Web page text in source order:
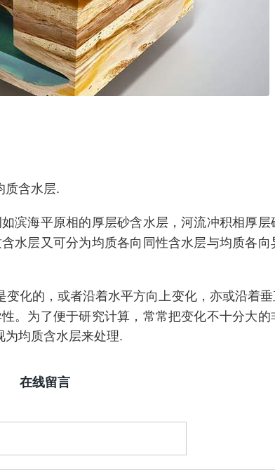
质含水层.
滨海平原相的厚层砂含水层，河流冲积相厚
水层又可分为均质各向同性含水层与均质各
化的，或者沿着水平方向上变化，亦或沿着
。为了便于研究计算，常常把变化不十分大
均质含水层来处理.
在线留言